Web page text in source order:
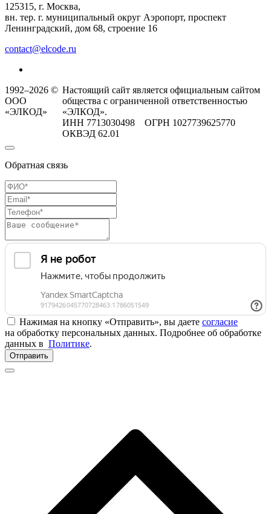
125315, г. Москва,
вн. тер. г. муниципальный округ Аэропорт, проспект
Ленинградский, дом 68, строение 16
contact@elcode.ru
1992–2026 ©
ООО
«ЭЛКОД»
Настоящий сайт является официальным сайтом
общества с ограниченной ответственностью
«ЭЛКОД».
ИНН 7713030498 ОГРН 1027739625770
ОКВЭД 62.01
Обратная связь
Нажимая на кнопку «Отправить», вы даете согласие
на обработку персональных данных. Подробнее об обработке
данных в Политике.
Отправить